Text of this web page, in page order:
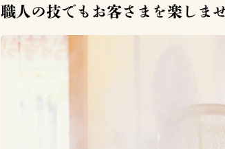
職人の技でもお客さまを楽しま